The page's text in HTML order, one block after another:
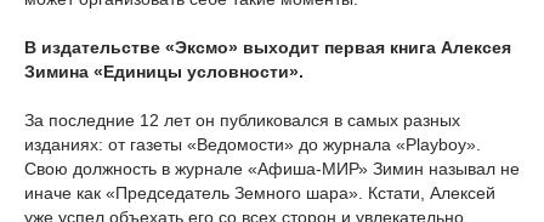
В издательстве «Эксмо» выходит первая книга Алексея
Зимина «Единицы условности».
За последние 12 лет он публиковался в самых разных
изданиях: от газеты «Ведомости» до журнала «Playboy».
Свою должность в журнале «Афиша-МИР» Зимин называл не
иначе как «Председатель Земного шара». Кстати, Алексей
уже успел объехать его со всех сторон и увлекательно